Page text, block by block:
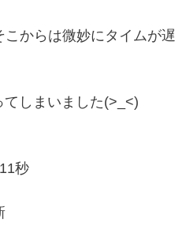
からは微妙にタイムが遅
しまいました(>_<)
秒